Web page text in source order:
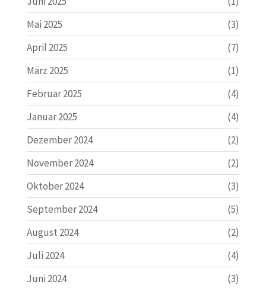
Mai 2025
(3)
April 2025
(7)
März 2025
(1)
Februar 2025
(4)
Januar 2025
(4)
Dezember 2024
(2)
November 2024
(2)
Oktober 2024
(3)
September 2024
(5)
August 2024
(2)
Juli 2024
(4)
Juni 2024
(3)